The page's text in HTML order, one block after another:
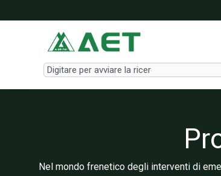
al
Search
Nel mondo frenetico degli interventi di